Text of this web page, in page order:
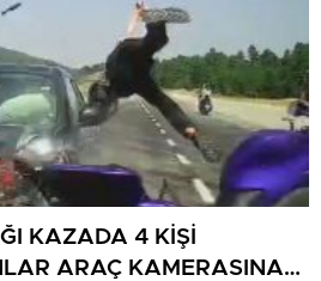
KAZADA 4 KİŞİ
ARAÇ KAMERASINA